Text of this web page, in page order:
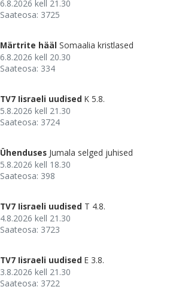
6.8.2026 kell 21.30
Saateosa: 3725
Märtrite hääl Somaalia kristlased
6.8.2026 kell 20.30
Saateosa: 334
TV7 Iisraeli uudised K 5.8.
5.8.2026 kell 21.30
Saateosa: 3724
Ühenduses Jumala selged juhised
5.8.2026 kell 18.30
Saateosa: 398
TV7 Iisraeli uudised T 4.8.
4.8.2026 kell 21.30
Saateosa: 3723
TV7 Iisraeli uudised E 3.8.
3.8.2026 kell 21.30
Saateosa: 3722